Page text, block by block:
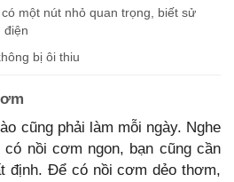
một nút nhỏ quan trọng, biết sử
điện
bị ôi thiu
cũng phải làm mỗi ngày. Nghe
nồi cơm ngon, bạn cũng cần
định. Để có nồi cơm dẻo thơm,